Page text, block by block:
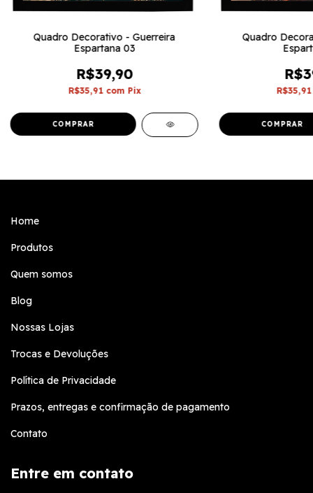
Quadro Decorativo - Guerreira
Espartana 03
R$39,90
R$35,91 com Pix
Quadro
Home
Produtos
Quem somos
Blog
Nossas Lojas
Trocas e Devoluções
Política de Privacidade
Prazos, entregas e confirmação de pagamento
Contato
Entre em contato